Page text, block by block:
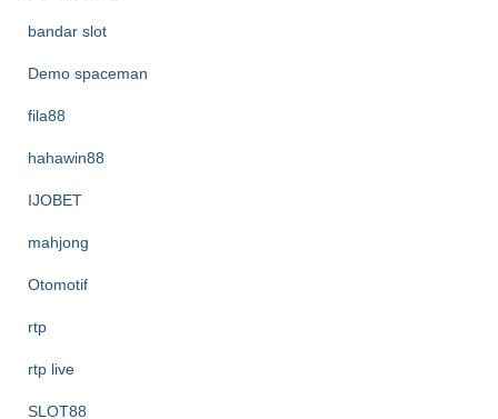
bandar slot
Demo spaceman
fila88
hahawin88
IJOBET
mahjong
Otomotif
rtp
rtp live
SLOT88